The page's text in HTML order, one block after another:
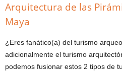
Arquitectura de las
Maya
¿Eres fanático(a) del turismo
adicionalmente el turismo
podemos fusionar estos 2 tipos de